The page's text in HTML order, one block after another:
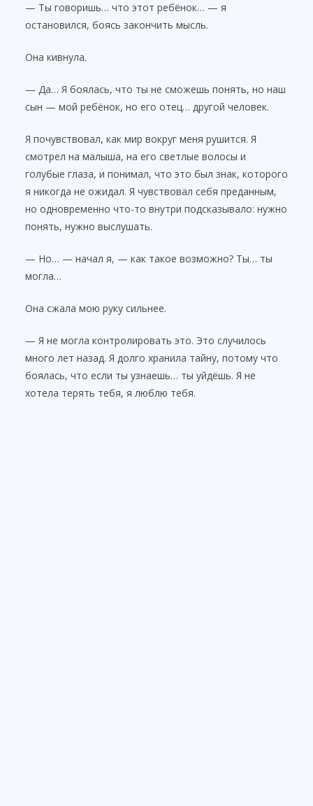
— Ты говоришь… что этот ребёнок… — я
остановился, боясь закончить мысль.
Она кивнула.
— Да… Я боялась, что ты не сможешь понять, но наш
сын — мой ребёнок, но его отец… другой человек.
Я почувствовал, как мир вокруг меня рушится. Я
смотрел на малыша, на его светлые волосы и
голубые глаза, и понимал, что это был знак, которого
я никогда не ожидал. Я чувствовал себя преданным,
но одновременно что-то внутри подсказывало: нужно
понять, нужно выслушать.
— Но… — начал я, — как такое возможно? Ты… ты
могла…
Она сжала мою руку сильнее.
— Я не могла контролировать это. Это случилось
много лет назад. Я долго хранила тайну, потому что
боялась, что если ты узнаешь… ты уйдёшь. Я не
хотела терять тебя, я люблю тебя.